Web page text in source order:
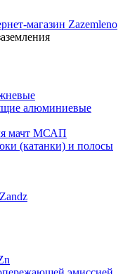
алюминиевые
мачт МСАП
(катанки) и полосы